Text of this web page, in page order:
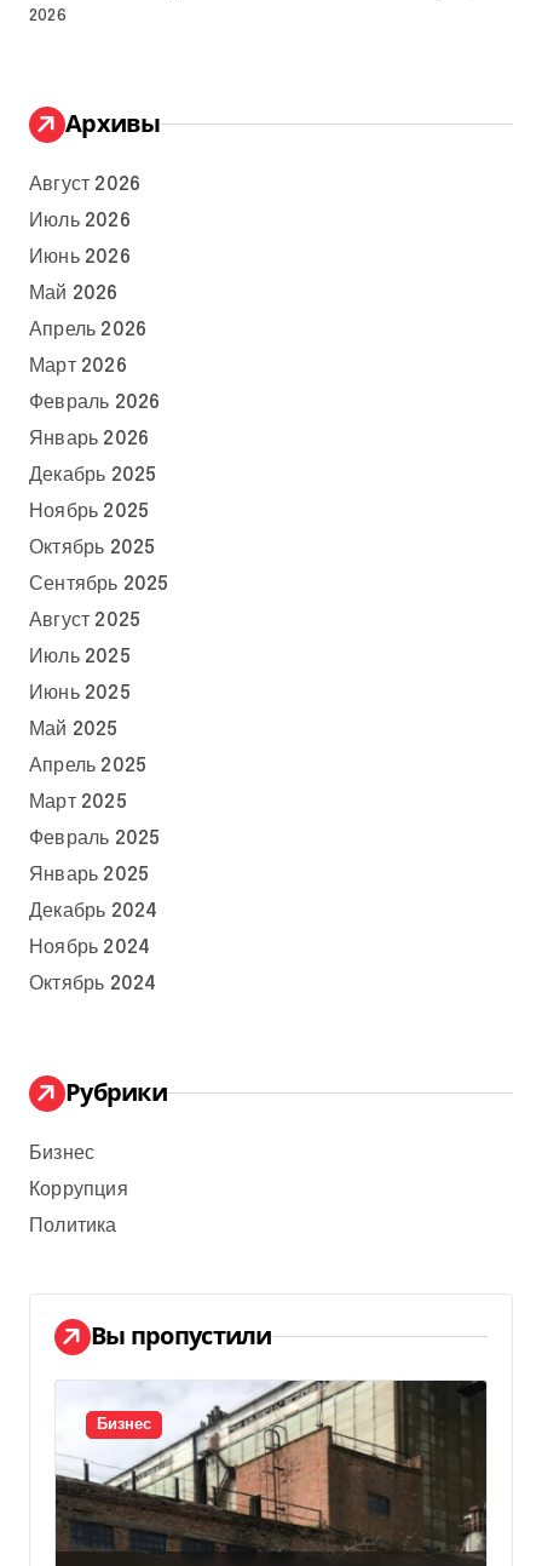
2026
Архивы
Август 2026
Июль 2026
Июнь 2026
Май 2026
Апрель 2026
Март 2026
Февраль 2026
Январь 2026
Декабрь 2025
Ноябрь 2025
Октябрь 2025
Сентябрь 2025
Август 2025
Июль 2025
Июнь 2025
Май 2025
Апрель 2025
Март 2025
Февраль 2025
Январь 2025
Декабрь 2024
Ноябрь 2024
Октябрь 2024
Рубрики
Бизнес
Коррупция
Политика
Вы пропустили
Бизнес